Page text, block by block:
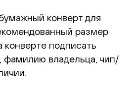
конверт для
размер
конверте подписать
фамилию владельца, чип/